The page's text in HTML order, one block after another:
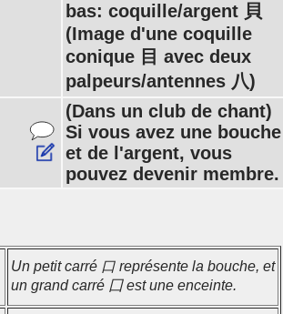
bas: coquille/argent 貝
(Image d'une coquille
conique 目 avec deux
palpeurs/antennes 八)
(Dans un club de chant)
Si vous avez une bouche
et de l'argent, vous
pouvez devenir membre.
Un petit carré 口 représente la bouche, et
un grand carré 囗 est une enceinte.